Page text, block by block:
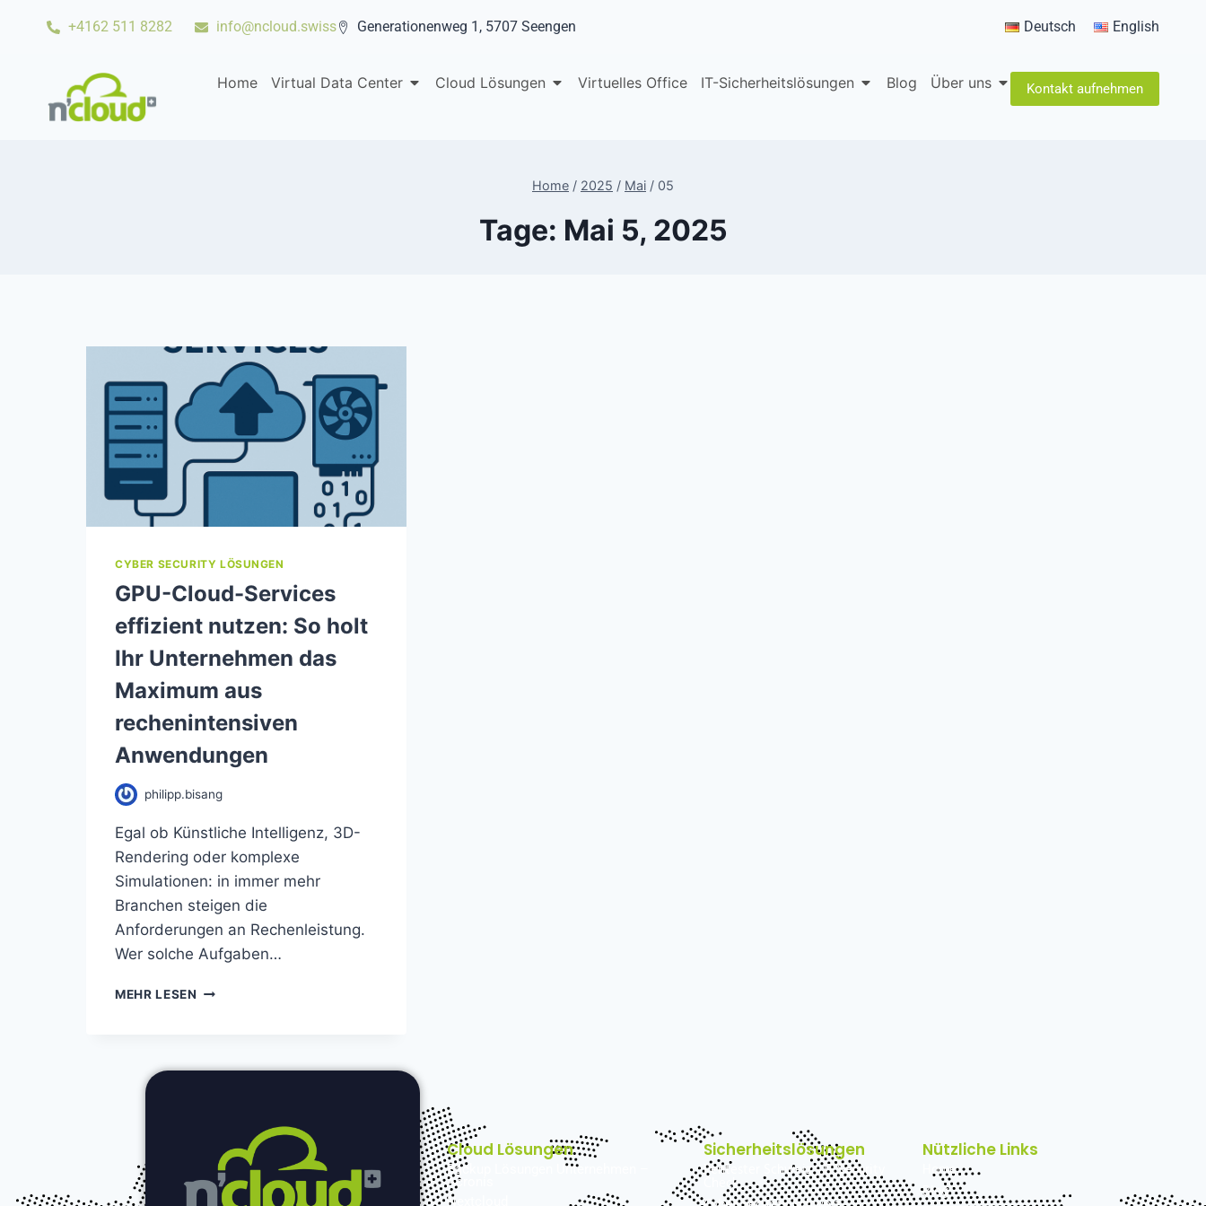
+4162 511 8282 info@ncloud.swiss Generationenweg 1, 5707 Seengen Deutsch English
Home Virtual Data Center Cloud Lösungen Virtuelles Office IT-Sicherheitslösungen Blog Über uns Kontakt aufnehmen
Home / 2025 / Mai / 05
Tage: Mai 5, 2025
CYBER SECURITY LÖSUNGEN
GPU-Cloud-Services
effizient nutzen: So holt
Ihr Unternehmen das
Maximum aus
rechenintensiven
Anwendungen
philipp.bisang
Egal ob Künstliche Intelligenz, 3D-
Rendering oder komplexe
Simulationen: in immer mehr
Branchen steigen die
Anforderungen an Rechenleistung.
Wer solche Aufgaben…
MEHR LESEN
Cloud Lösungen
Backup Lösungen Unternehmen –
Acronis
Nextcloud
Sicherheitslösungen
Pentester Schweiz - IT Security
Check
Nützliche Links
Home
Blog